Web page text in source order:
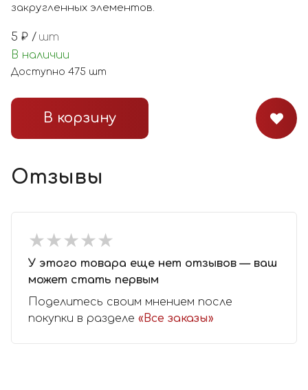
закругленных элементов.
5 ₽ / шт
В наличии
Доступно 475 шт
В корзину
Отзывы
★★★★★
★★★★★
У этого товара еще нет отзывов — ваш
может стать первым
Поделитесь своим мнением после
покупки в разделе «Все заказы»